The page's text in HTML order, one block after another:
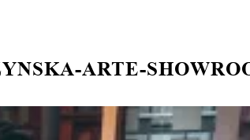
ARTE-